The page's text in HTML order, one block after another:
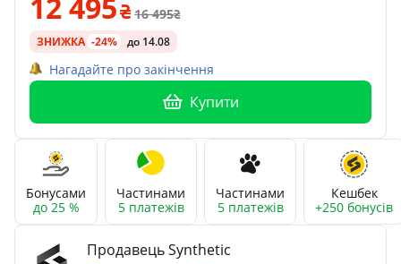
16 495
ЗНИЖКА -24% до 14.08
Нагадайте про закінчення
Купити
Бонусами
до 25 %
Частинами
5 платежів
Частинами
5 платежів
Кешбек
+250 бонусів
Продавець Synthetic